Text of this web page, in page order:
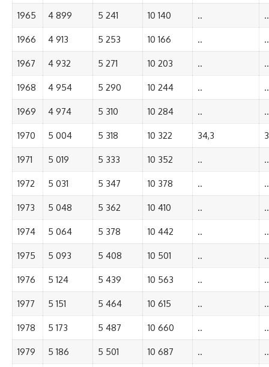
1965 4 899 5 241 10 140 .. ..
1966 4 913 5 253 10 166 .. ..
1967 4 932 5 271 10 203 .. ..
1968 4 954 5 290 10 244 .. ..
1969 4 974 5 310 10 284 .. ..
1970 5 004 5 318 10 322 34,3
1971 5 019 5 333 10 352 .. ..
1972 5 031 5 347 10 378 .. ..
1973 5 048 5 362 10 410 .. ..
1974 5 064 5 378 10 442 .. ..
1975 5 093 5 408 10 501 .. ..
1976 5 124 5 439 10 563 .. ..
1977 5 151 5 464 10 615 .. ..
1978 5 173 5 487 10 660 .. ..
1979 5 186 5 501 10 687 .. ..